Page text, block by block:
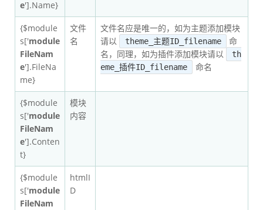
e'].Name}
{$module
s['module
FileNam
e'].FileNa
me}
文件
名
文件名应是唯一的，如为主题添加模块
请以
theme_主题ID_filename
命
名，同理，如为插件添加模块请以
th
eme_插件ID_filename
命名
{$module
s['module
FileNam
e'].Conten
t}
模块
内容
{$module
s['module
FileNam
htmlI
D